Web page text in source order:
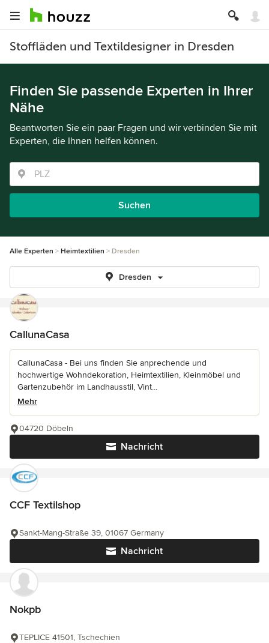
Stoffläden und Textildesigner in Dresden
Finden Sie passende Experten in Ihrer
Nähe
Beantworten Sie ein paar Fragen und wir verbinden Sie mit
Experten, die Ihnen helfen können.
Suchen
Alle Experten Heimtextilien Dresden
Dresden
CallunaCasa
CallunaCasa - Bei uns finden Sie anprechende und
hochwertige Wohndekoration, Heimtextilien, Kleinmöbel und
Gartenzubehör im Landhausstil, Vint...
Mehr
Nachricht
04720 Döbeln
CCF Textilshop
Nachricht
Sankt-Mang-Straße 39, 01067 Germany
Nokpb
TEPLICE 41501, Tschechien